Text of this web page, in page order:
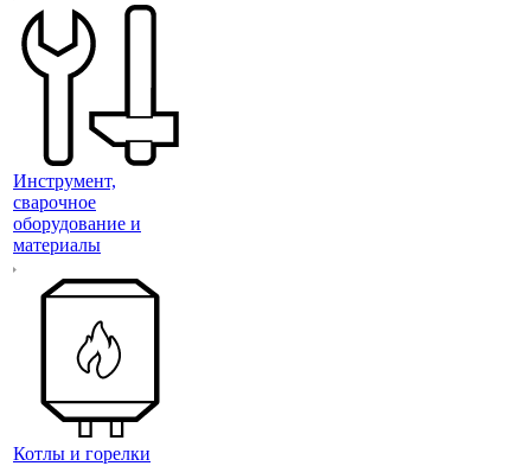
Инструмент,
сварочное
оборудование и
материалы
Котлы и горелки